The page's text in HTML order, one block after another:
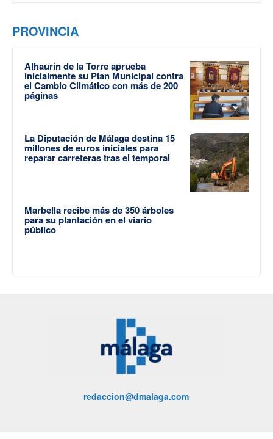
PROVINCIA
Alhaurín de la Torre aprueba
inicialmente su Plan Municipal contra
el Cambio Climático con más de 200
páginas
La Diputación de Málaga destina 15
millones de euros iniciales para
reparar carreteras tras el temporal
Marbella recibe más de 350 árboles
para su plantación en el viario
público
redaccion@dmalaga.com